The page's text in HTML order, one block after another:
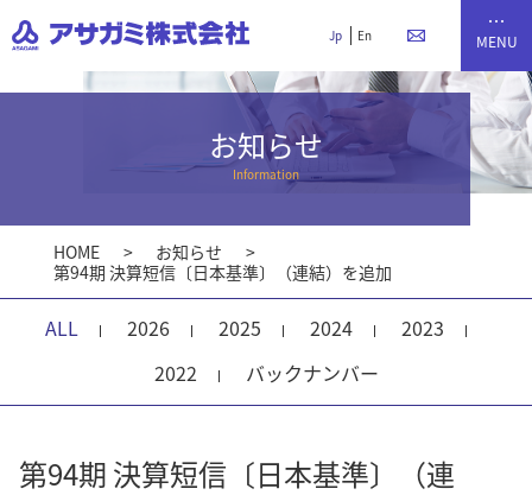
Jp En
お知らせ
Information
HOME
お知らせ
第94期 決算短信〔日本基準〕（連結）を追加
ALL 2026 2025 2024
2023
2022
バックナンバー
第94期 決算短信〔日本基準〕（連